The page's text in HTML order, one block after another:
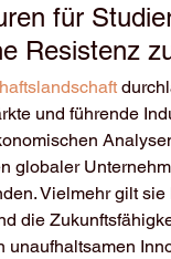
für
Resistenz
und führende
globaler
Vielmehr gilt
die
unaufhaltsamen